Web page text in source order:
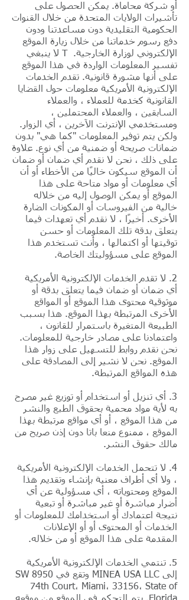
أو شركة محاماة. يمكن الحصول على
تأشيرات الولايات المتحدة من خلال القنوات
الحكومية التقليدية دون مساعدتنا ودون
دفع رسوم خدماتنا من خلال زيارة الموقع
الإلكتروني لوزارة الخارجية.
T لا ينبغي
تفسير المعلومات الواردة في هذا الموقع
على أنها مشورة قانونية. تقدم الخدمات
الإلكترونية الأمريكية معلومات حول القضايا
القانونية كخدمة للعملاء ، والعملاء
السابقين ، والعملاء المحتملين ،
ومستخدمي الإنترنت الآخرين ، أي الزوار.
ولكن يتم توفير المعلومات "كما هي" بدون
ضمانات صريحة أو ضمنية من أي نوع. علاوة
على ذلك ، نحن لا نقدم أي ضمان أو ضمان
أن الموقع سيكون خاليًا من الأخطاء أو أن
أي معلومات أو مواد متاحة على هذا
الموقع أو يمكن الوصول إليه من خلاله
خالية من الفيروسات أو المكونات الضارة
الأخرى. أخيرًا ، لا نقدم أي تعهدات فيما
يتعلق بدقة تلك المعلومات أو حسن
توقيتها أو اكتمالها ، وأنت تستخدم هذا
الموقع على مسؤوليتك الخاصة.
2. لا تقدم الخدمات الإلكترونية الأمريكية
أي ضمان أو ضمان فيما يتعلق بدقة أو
موثوقية محتوى هذا الموقع أو المواقع
الأخرى المرتبطة بهذا الموقع. هذا بسبب
الطبيعة المتغيرة باستمرار للقانون ،
واعتمادنا على مصادر خارجية للمعلومات.
نحن نقدم روابط للتسهيل على زوار هذا
الموقع. نحن لا نشير إلى المصادقة على
هذه المواقع المرتبطة.
3. أي تنزيل أو استخدام أو توزيع غير مصرح
به لأية مواد محمية بحقوق الطبع والنشر
من هذا الموقع ، أو أي مواقع مرتبطة بهذا
الموقع ، ممنوع منعا باتا دون إذن صريح من
مالك حقوق النشر.
4. لا تتحمل الخدمات الإلكترونية الأمريكية
، ولا أي أطراف معنية بإنشاء وتقديم هذا
الموقع ومحتوياته ، أي مسؤولية عن أي
أضرار مباشرة أو غير مباشرة أو تبعية
نتيجة اعتمادك أو استخدامك للمعلومات أو
الخدمات أو المحتوى أو أو الإعلانات
المقدمة على هذا الموقع أو من خلاله.
5. تنتمي الخدمات الإلكترونية الأمريكية
إلى MINEA USA LLC وتقع في 8950 SW
74th Court، Miami، 33156، State of